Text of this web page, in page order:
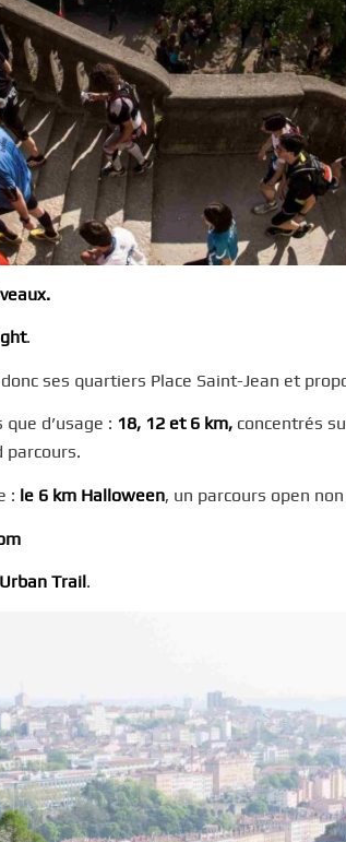
.
ses quartiers Place Saint-Jean et
d’usage : 18, 12 et 6 km, concentrés
parcours.
: le 6 km Halloween, un parcours open
Trail.